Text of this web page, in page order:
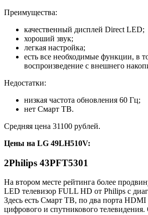
Преимущества:
качественный дисплей Direct LED;
хороший звук;
легкая настройка;
есть все необходимые функции, в
воспроизведение с внешнего
Недостатки:
низкая частота обновления 60 Гц;
нет Смарт ТВ.
Средняя цена 31100 рублей.
Цены на LG 49LH510V:
2Philips 43PFT5301
На втором месте рейтинга более
LED телевизор FULL HD от Philips с
Здесь есть Смарт ТВ, по два порта
цифрового и спутникового